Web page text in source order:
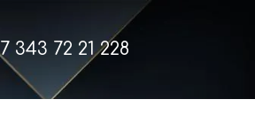
343 72 21 228